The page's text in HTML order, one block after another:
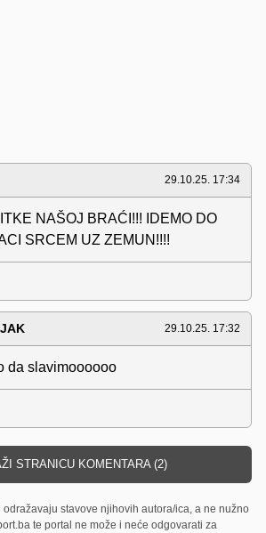
29.10.25. 17:34
NAŠOJ BRAĆI!!! IDEMO DO
SRCEM UZ ZEMUN!!!!
29.10.25. 17:32
da slavimoooooo
STRANICU KOMENTARA (2)
odražavaju stavove njihovih autora/ica, a ne nužno
te portal ne može i neće odgovarati za